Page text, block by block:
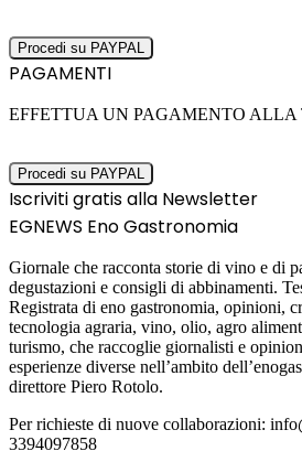
PAGAMENTI
EFFETTUA UN PAGAMENTO
Iscriviti gratis alla Newsletter
EGNEWS Eno Gastronomia
Giornale che racconta storie di vino e di
degustazioni e consigli di abbinamenti.
Registrata di eno gastronomia, opinioni,
tecnologia agraria, vino, olio, agro
turismo, che raccoglie giornalisti e
esperienze diverse nell’ambito
direttore Piero Rotolo.
Per richieste di nuove collaborazioni:
3394097858